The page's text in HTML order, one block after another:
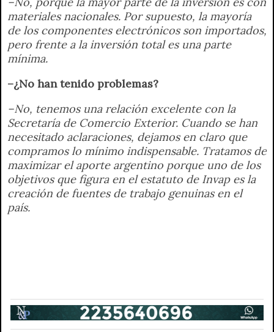
materiales nacionales. Por supuesto, la mayoría
de los componentes electrónicos son importados,
pero frente a la inversión total es una parte
mínima.
–¿No han tenido problemas?
–No, tenemos una relación excelente con la
Secretaría de Comercio Exterior. Cuando se han
necesitado aclaraciones, dejamos en claro que
compramos lo mínimo indispensable. Tratamos de
maximizar el aporte argentino porque uno de los
objetivos que figura en el estatuto de Invap es la
creación de fuentes de trabajo genuinas en el
país.